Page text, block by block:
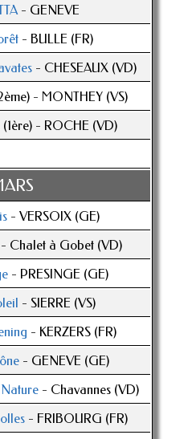
- GENEVE
- BULLE (FR)
- CHESEAUX (VD)
- MONTHEY (VS)
(1ère) - ROCHE (VD)
- VERSOIX (GE)
- Chalet à Gobet (VD)
- PRESINGE (GE)
- SIERRE (VS)
- KERZERS (FR)
- GENEVE (GE)
- Chavannes (VD)
- FRIBOURG (FR)